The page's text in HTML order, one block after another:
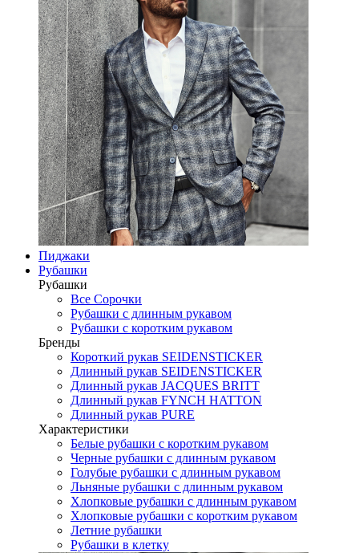
Пиджаки
Рубашки
Рубашки
Все Сорочки
Рубашки с длинным рукавом
Рубашки с коротким рукавом
Бренды
Короткий рукав SEIDENSTICKER
Длинный рукав SEIDENSTICKER
Длинный рукав JAСQUES BRITT
Длинный рукав FYNCH HATTON
Длинный рукав PURE
Характеристики
Белые рубашки с коротким рукавом
Черные рубашки с длинным рукавом
Голубые рубашки с длинным рукавом
Льняные рубашки с длинным рукавом
Хлопковые рубашки с длинным рукавом
Хлопковые рубашки с коротким рукавом
Летние рубашки
Рубашки в клетку